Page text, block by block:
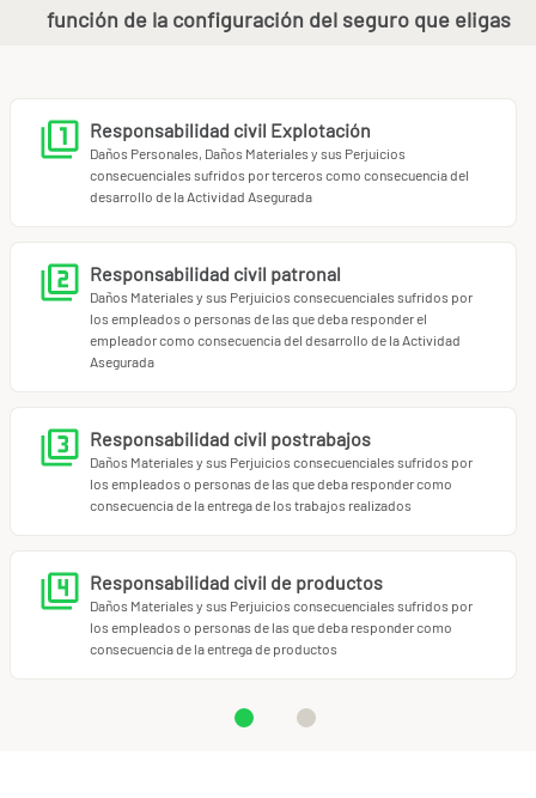
función de la configuración del seguro que eligas
Responsabilidad civil Explotación
Daños Personales, Daños Materiales y sus Perjuicios
consecuenciales sufridos por terceros como consecuencia del
desarrollo de la Actividad Asegurada
Responsabilidad civil patronal
Daños Materiales y sus Perjuicios consecuenciales sufridos por
los empleados o personas de las que deba responder el
empleador como consecuencia del desarrollo de la Actividad
Asegurada
Responsabilidad civil postrabajos
Daños Materiales y sus Perjuicios consecuenciales sufridos por
los empleados o personas de las que deba responder como
consecuencia de la entrega de los trabajos realizados
Responsabilidad civil de productos
Daños Materiales y sus Perjuicios consecuenciales sufridos por
los empleados o personas de las que deba responder como
consecuencia de la entrega de productos